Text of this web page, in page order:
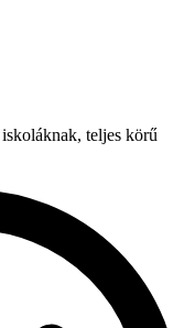
teljes körű